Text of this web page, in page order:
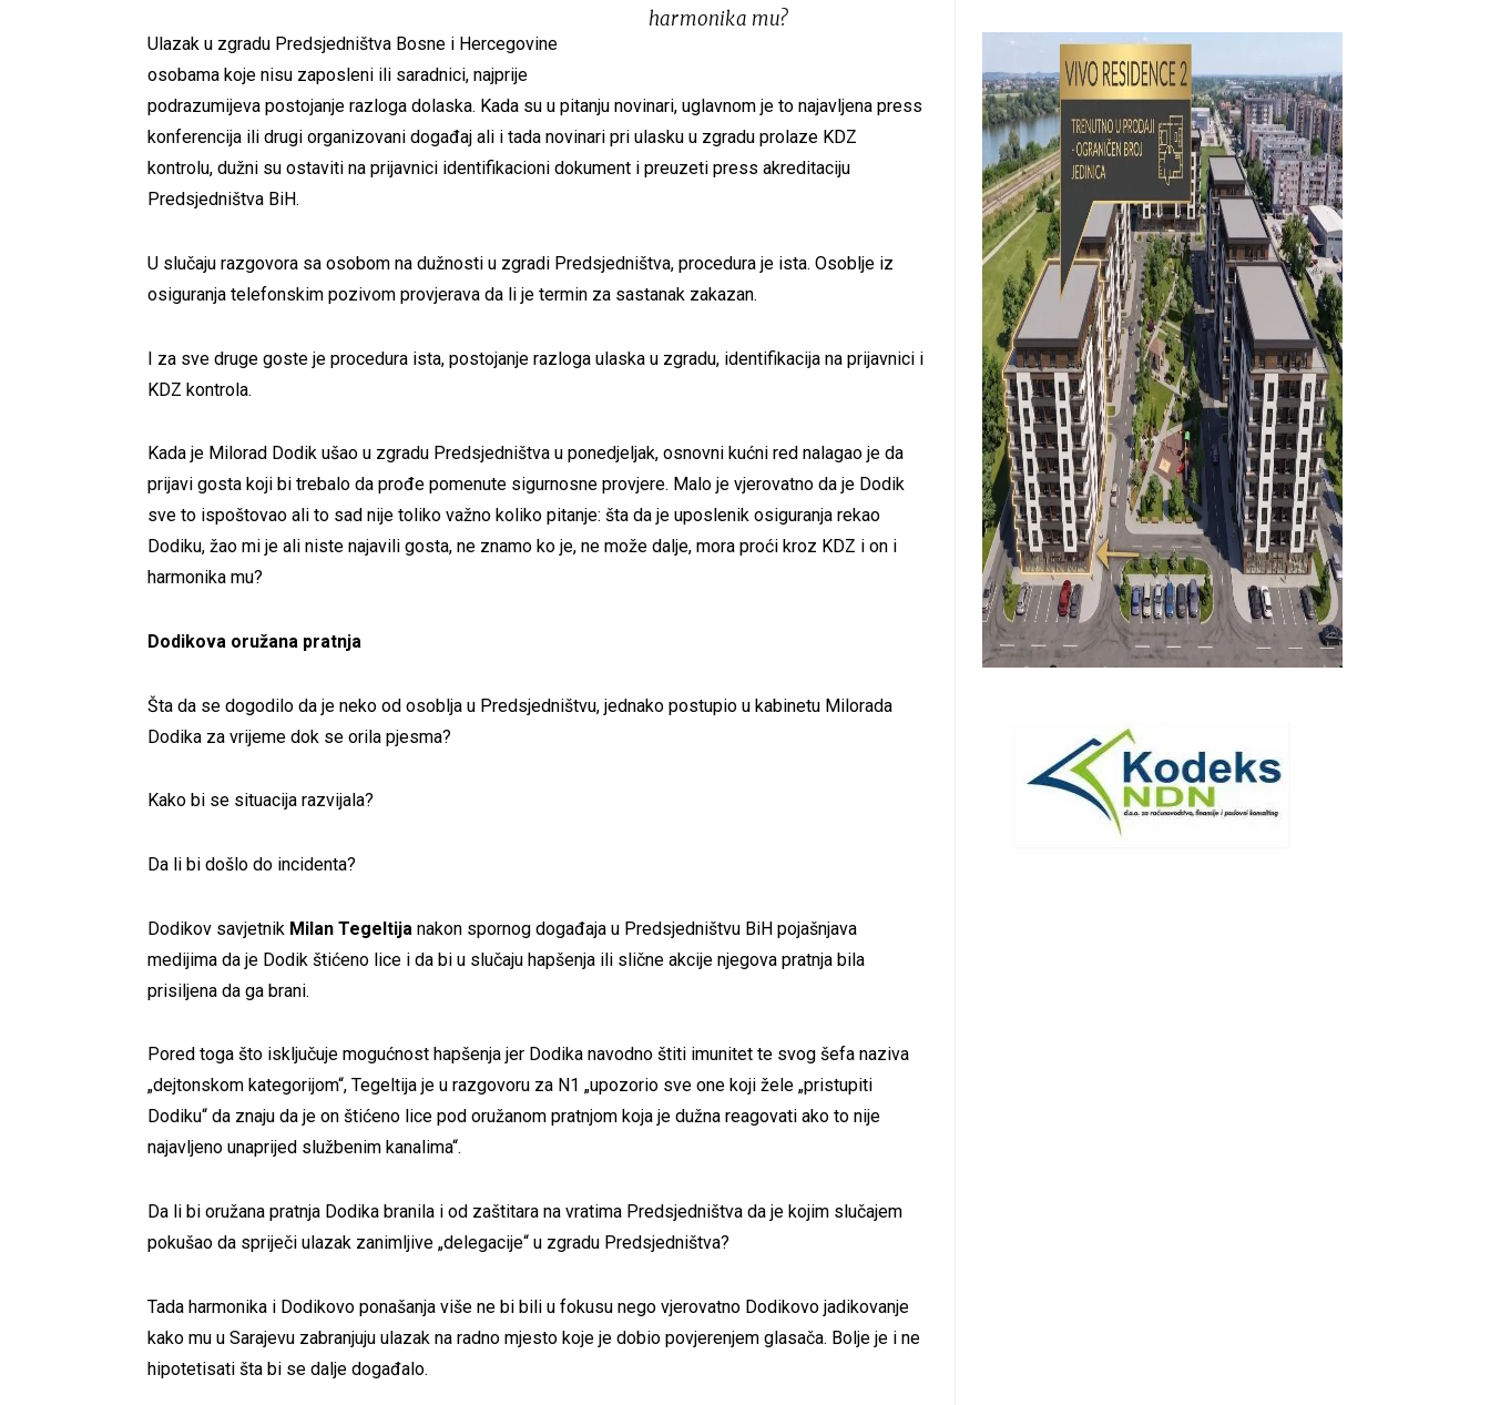
harmonika mu?
Ulazak u zgradu Predsjedništva Bosne i Hercegovine
osobama koje nisu zaposleni ili saradnici, najprije
podrazumijeva postojanje razloga dolaska. Kada su u pitanju novinari, uglavnom je to najavljena press
konferencija ili drugi organizovani događaj ali i tada novinari pri ulasku u zgradu prolaze KDZ
kontrolu, dužni su ostaviti na prijavnici identifikacioni dokument i preuzeti press akreditaciju
Predsjedništva BiH.
U slučaju razgovora sa osobom na dužnosti u zgradi Predsjedništva, procedura je ista. Osoblje iz
osiguranja telefonskim pozivom provjerava da li je termin za sastanak zakazan.
I za sve druge goste je procedura ista, postojanje razloga ulaska u zgradu, identifikacija na prijavnici i
KDZ kontrola.
Kada je Milorad Dodik ušao u zgradu Predsjedništva u ponedjeljak, osnovni kućni red nalagao je da
prijavi gosta koji bi trebalo da prođe pomenute sigurnosne provjere. Malo je vjerovatno da je Dodik
sve to ispoštovao ali to sad nije toliko važno koliko pitanje: šta da je uposlenik osiguranja rekao
Dodiku, žao mi je ali niste najavili gosta, ne znamo ko je, ne može dalje, mora proći kroz KDZ i on i
harmonika mu?
Dodikova oružana pratnja
Šta da se dogodilo da je neko od osoblja u Predsjedništvu, jednako postupio u kabinetu Milorada
Dodika za vrijeme dok se orila pjesma?
Kako bi se situacija razvijala?
Da li bi došlo do incidenta?
Dodikov savjetnik Milan Tegeltija nakon spornog događaja u Predsjedništvu BiH pojašnjava
medijima da je Dodik štićeno lice i da bi u slučaju hapšenja ili slične akcije njegova pratnja bila
prisiljena da ga brani.
Pored toga što isključuje mogućnost hapšenja jer Dodika navodno štiti imunitet te svog šefa naziva
„dejtonskom kategorijom“, Tegeltija je u razgovoru za N1 „upozorio sve one koji žele „pristupiti
Dodiku“ da znaju da je on štićeno lice pod oružanom pratnjom koja je dužna reagovati ako to nije
najavljeno unaprijed službenim kanalima“.
Da li bi oružana pratnja Dodika branila i od zaštitara na vratima Predsjedništva da je kojim slučajem
pokušao da spriječi ulazak zanimljive „delegacije“ u zgradu Predsjedništva?
Tada harmonika i Dodikovo ponašanja više ne bi bili u fokusu nego vjerovatno Dodikovo jadikovanje
kako mu u Sarajevu zabranjuju ulazak na radno mjesto koje je dobio povjerenjem glasača. Bolje je i ne
hipotetisati šta bi se dalje događalo.